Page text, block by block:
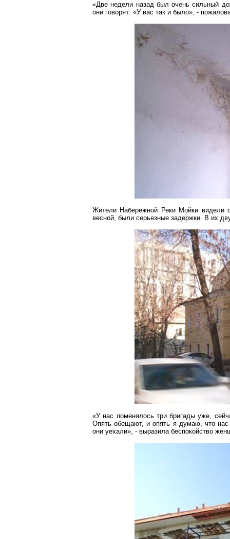
«Две недели назад был очень сильный
они говорят: «У вас так и было», -
Жители Набережной Реки Мойки видели
весной, были серьезные задержки. В их
«У нас поменялось три бригады уже,
Опять обещают, и опять я думаю, что
они уехали», - выразила беспокойство